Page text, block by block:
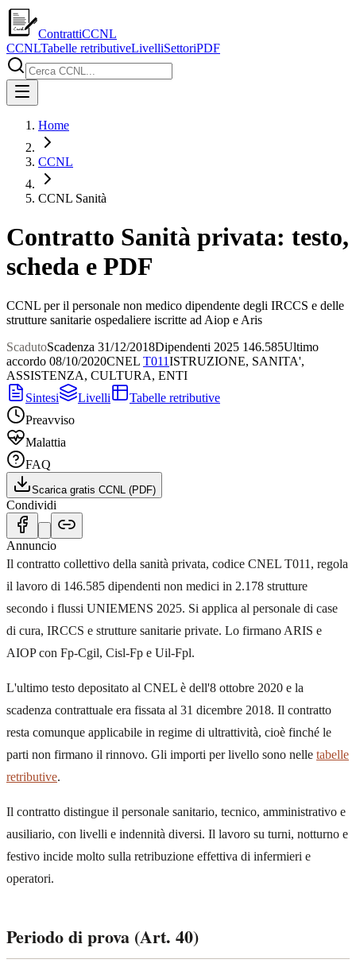
ContrattiCCNL
CCNLTabelle retributiveLivelliSettoriPDF
Home
CCNL
CCNL Sanità
Contratto Sanità privata: testo,
scheda e PDF
CCNL per il personale non medico dipendente degli IRCCS e delle
strutture sanitarie ospedaliere iscritte ad Aiop e Aris
ScadutoScadenza 31/12/2018Dipendenti 2025 146.585Ultimo
accordo 08/10/2020CNEL T011ISTRUZIONE, SANITA',
ASSISTENZA, CULTURA, ENTI
Sintesi
Livelli
Tabelle retributive
Preavviso
Malattia
FAQ
Scarica gratis CCNL (PDF)
Condividi
Annuncio
Il contratto collettivo della sanità privata, codice CNEL T011, regola
il lavoro di 146.585 dipendenti non medici in 2.178 strutture
secondo i flussi UNIEMENS 2025. Si applica al personale di case
di cura, IRCCS e strutture sanitarie private. Lo firmano ARIS e
AIOP con Fp-Cgil, Cisl-Fp e Uil-Fpl.
L'ultimo testo depositato al CNEL è dell'8 ottobre 2020 e la
scadenza contrattuale era fissata al 31 dicembre 2018. Il contratto
resta comunque applicabile in regime di ultrattività, cioè finché le
parti non firmano il rinnovo. Gli importi per livello sono nelle tabelle
retributive.
Il contratto distingue il personale sanitario, tecnico, amministrativo e
ausiliario, con livelli e indennità diversi. Il lavoro su turni, notturno e
festivo incide molto sulla retribuzione effettiva di infermieri e
operatori.
Periodo di prova (Art. 40)